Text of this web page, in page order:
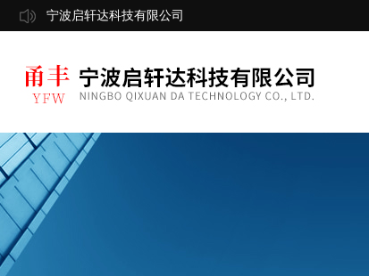
宁波启轩达科技有限公司